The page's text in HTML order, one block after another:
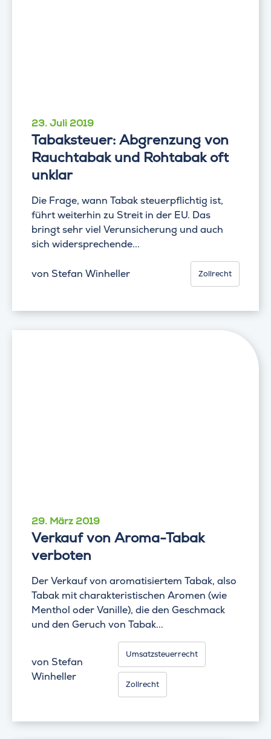
23. Juli 2019
Tabaksteuer: Abgrenzung von
Rauchtabak und Rohtabak oft
unklar
Die Frage, wann Tabak steuerpflichtig ist,
führt weiterhin zu Streit in der EU. Das
bringt sehr viel Verunsicherung und auch
sich widersprechende...
von Stefan Winheller Zollrecht
29. März 2019
Verkauf von Aroma-Tabak
verboten
Der Verkauf von aromatisiertem Tabak, also
Tabak mit charakteristischen Aromen (wie
Menthol oder Vanille), die den Geschmack
und den Geruch von Tabak...
von Stefan
Winheller
Umsatzsteuerrecht
Zollrecht